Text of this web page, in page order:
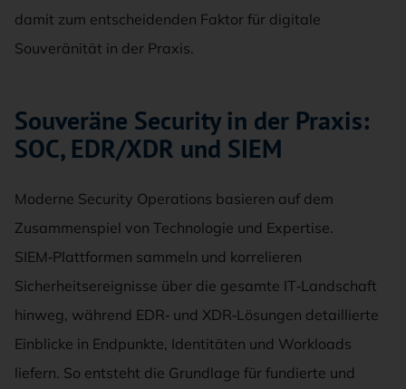
damit zum entscheidenden Faktor für digitale
Souveränität in der Praxis.
Souveräne Security in der Praxis:
SOC, EDR/XDR und SIEM
Moderne Security Operations basieren auf dem
Zusammenspiel von Technologie und Expertise.
SIEM‑Plattformen sammeln und korrelieren
Sicherheitsereignisse über die gesamte IT‑Landschaft
hinweg, während EDR‑ und XDR‑Lösungen detaillierte
Einblicke in Endpunkte, Identitäten und Workloads
liefern. So entsteht die Grundlage für fundierte und